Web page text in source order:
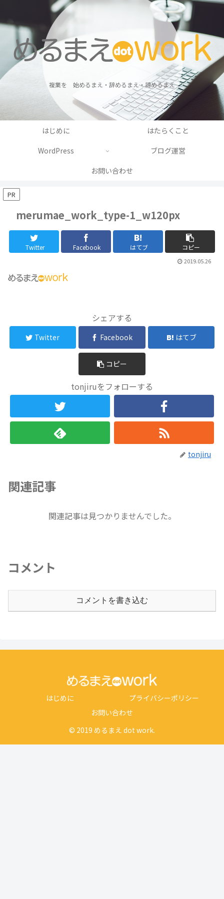
複業を 始めるまえ・辞めるまえ・諦めるまえ
はじめに
はたらくこと
WordPress
ブログ運営
お問い合わせ
PR
merumae_work_type-1_w120px
Twitter Facebook はてブ コピー
2019.05.26
シェアする
Twitter Facebook はてブ
コピー
tonjiruをフォローする
tonjiru
関連記事
関連記事は見つかりませんでした。
コメント
コメントを書き込む
はじめに
プライバシーポリシー
お問い合わせ
© 2019 めるまえ dot work.